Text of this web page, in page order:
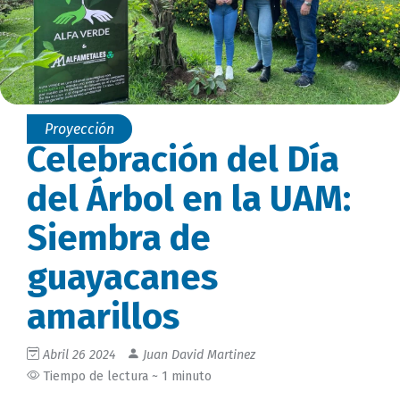
Proyección
Celebración del Día
del Árbol en la UAM:
Siembra de
guayacanes
amarillos
Abril 26 2024
Juan David Martinez
Tiempo de lectura ~ 1 minuto